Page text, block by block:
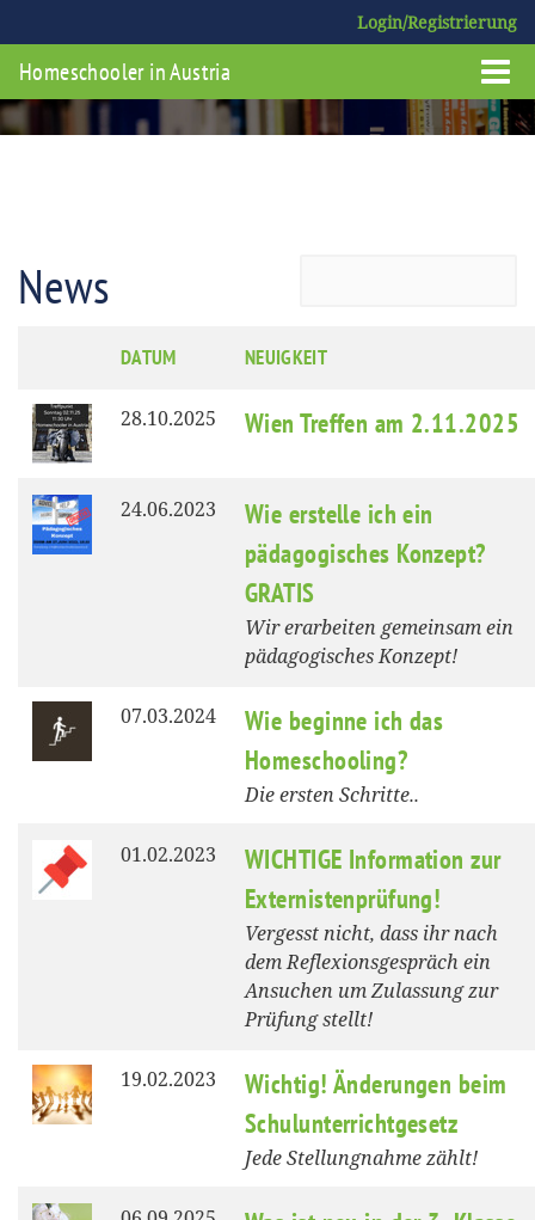
Login/Registrierung
Homeschooler in Austria
News
DATUM NEUIGKEIT
28.10.2025 Wien Treffen am 2.11.2025
24.06.2023
Wie erstelle ich ein
pädagogisches Konzept?
GRATIS
Wir erarbeiten gemeinsam ein
pädagogisches Konzept!
07.03.2024
Wie beginne ich das
Homeschooling?
Die ersten Schritte..
01.02.2023
WICHTIGE Information zur
Externistenprüfung!
Vergesst nicht, dass ihr nach
dem Reflexionsgespräch ein
Ansuchen um Zulassung zur
Prüfung stellt!
19.02.2023
Wichtig! Änderungen beim
Schulunterrichtgesetz
Jede Stellungnahme zählt!